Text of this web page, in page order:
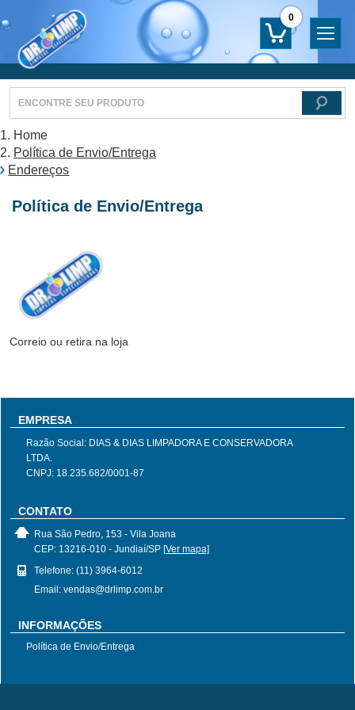
0
Home
Política de Envio/Entrega
Endereços
Política de Envio/Entrega
Correio ou retira na loja
EMPRESA
Razão Social: DIAS & DIAS LIMPADORA E CONSERVADORA
LTDA.
CNPJ: 18.235.682/0001-87
CONTATO
Rua São Pedro, 153 - Vila Joana
CEP: 13216-010 - Jundiaí/SP [Ver mapa]
Telefone: (11) 3964-6012
Email: vendas@drlimp.com.br
INFORMAÇÕES
Política de Envio/Entrega